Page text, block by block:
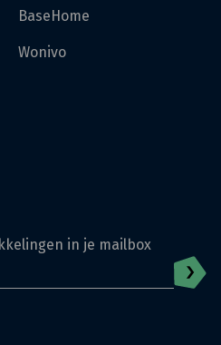
BaseHome
Wonivo
in je mailbox